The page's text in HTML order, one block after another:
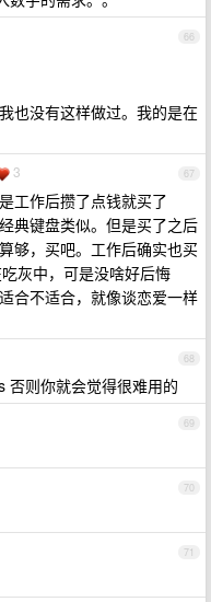
66
也没有这样做过。我的是在
67
3
工作后攒了点钱就买了
典键盘类似。但是买了之后
够，买吧。工作后确实也买
灰中，可是没啥好后悔
合不适合，就像谈恋爱一样
68
否则你就会觉得很难用的
69
70
71